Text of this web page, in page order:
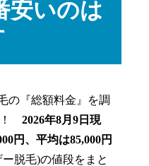
安いのは
の『総額料金』を調
！ 2026年8月9日現
円、平均は85,000円
脱毛)の値段をまと